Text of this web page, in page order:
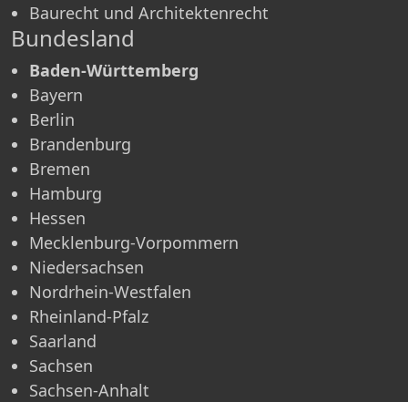
Baurecht und Architektenrecht
Bundesland
Baden-Württemberg
Bayern
Berlin
Brandenburg
Bremen
Hamburg
Hessen
Mecklenburg-Vorpommern
Niedersachsen
Nordrhein-Westfalen
Rheinland-Pfalz
Saarland
Sachsen
Sachsen-Anhalt